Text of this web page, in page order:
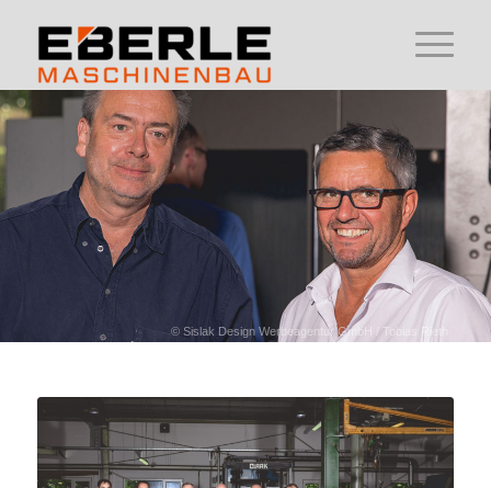
© Sislak Design Werbeagentur GmbH / Tobias Rieth